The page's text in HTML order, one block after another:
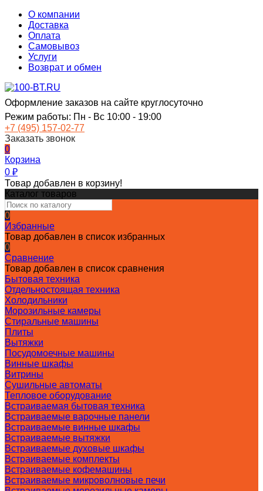
О компании
Доставка
Оплата
Самовывоз
Услуги
Возврат и обмен
Оформление заказов на сайте круглосуточно
Режим работы: Пн - Вс 10:00 - 19:00
+7 (495) 157-02-77
Заказать звонок
0
Корзина
0 ₽
Товар добавлен в корзину!
Каталог товаров
0
Избранные
Товар добавлен в список избранных
0
Сравнение
Товар добавлен в список сравнения
Бытовая техника
Отдельностоящая техника
Холодильники
Морозильные камеры
Стиральные машины
Плиты
Вытяжки
Посудомоечные машины
Винные шкафы
Витрины
Сушильные автоматы
Тепловое оборудование
Встраиваемая бытовая техника
Встраиваемые варочные панели
Встраиваемые винные шкафы
Встраиваемые вытяжки
Встраиваемые духовые шкафы
Встраиваемые комплекты
Встраиваемые кофемашины
Встраиваемые микроволновые печи